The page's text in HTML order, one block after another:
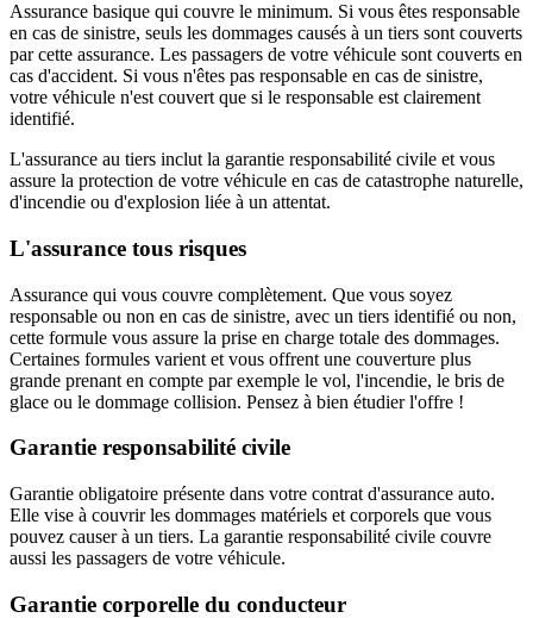
Assurance basique qui couvre le minimum. Si vous êtes responsable
en cas de sinistre, seuls les dommages causés à un tiers sont couverts
par cette assurance. Les passagers de votre véhicule sont couverts en
cas d'accident. Si vous n'êtes pas responsable en cas de sinistre,
votre véhicule n'est couvert que si le responsable est clairement
identifié.
L'assurance au tiers inclut la garantie responsabilité civile et vous
assure la protection de votre véhicule en cas de catastrophe naturelle,
d'incendie ou d'explosion liée à un attentat.
L'assurance tous risques
Assurance qui vous couvre complètement. Que vous soyez
responsable ou non en cas de sinistre, avec un tiers identifié ou non,
cette formule vous assure la prise en charge totale des dommages.
Certaines formules varient et vous offrent une couverture plus
grande prenant en compte par exemple le vol, l'incendie, le bris de
glace ou le dommage collision. Pensez à bien étudier l'offre !
Garantie responsabilité civile
Garantie obligatoire présente dans votre contrat d'assurance auto.
Elle vise à couvrir les dommages matériels et corporels que vous
pouvez causer à un tiers. La garantie responsabilité civile couvre
aussi les passagers de votre véhicule.
Garantie corporelle du conducteur